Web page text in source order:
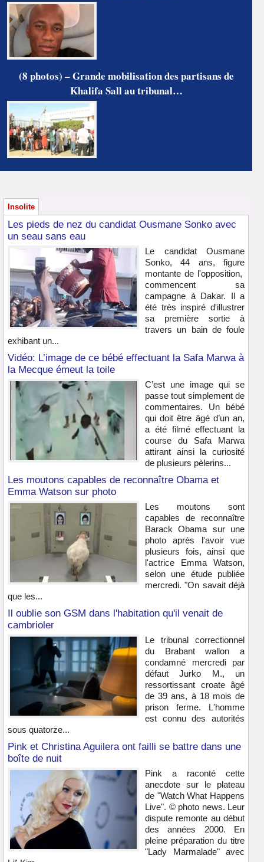
(8 photos) – Grande mobilisation des partisans de
Khalifa Sall au tribunal…
Insolite
Les pieds de nez du candidat Ousmane Sonko avec
un seau sans eau
Le candidat Ousmane
Sonko, 44 ans, figure
montante de l'opposition,
commencent sa
campagne à Dakar. Il a
été très inspiré d'illustrer
sa première sortie à
travers un bain de foule
exhibant un...
Vidéo: L’image de ce bébé effectuant la Safa Marwa à
la Mecque émeut la toile
C’est une image qui se
passe tout simplement de
commentaires. Un bébé
qui doit être âgé d’un an,
a été filmé effectuant la
course du Safa Marwa
attirant ainsi la curiosité
de plusieurs pèlerins...
Les moutons capables de reconnaître Obama et
Emma Watson sur photo
Les moutons sont
capables de reconnaître
Barack Obama sur une
photo après l'avoir vue
plusieurs fois, ainsi que
l'actrice Emma Watson,
selon une étude publiée
mercredi. "On savait déjà
que les...
Il oublie son GSM dans l'habitation qu'il venait de
cambrioler
Le tribunal correctionnel
du Brabant wallon a
condamné mercredi par
défaut Jurko M., un
ressortissant croate âgé
de 39 ans, à 18 mois de
prison ferme. L'homme
est connu des autorités
sous quatorze...
Pink et Christina Aguilera ont failli se battre dans une
boîte de nuit
Pink a raconté cette
anecdote sur le plateau
de "Watch What Happens
Live". © photo news. Leur
dispute remonte au début
des années 2000. En
pleine préparation du titre
"Lady Marmalade" avec